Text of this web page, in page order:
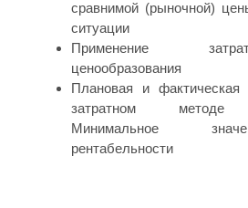
сравнимой (рыночной)
ситуации
Применение
ценообразования
Плановая и фактическая
затратном методе
Минимальное
рентабельности